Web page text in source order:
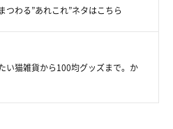
つわる”あれこれ”ネタはこちら
い猫雑貨から100均グッズまで。か